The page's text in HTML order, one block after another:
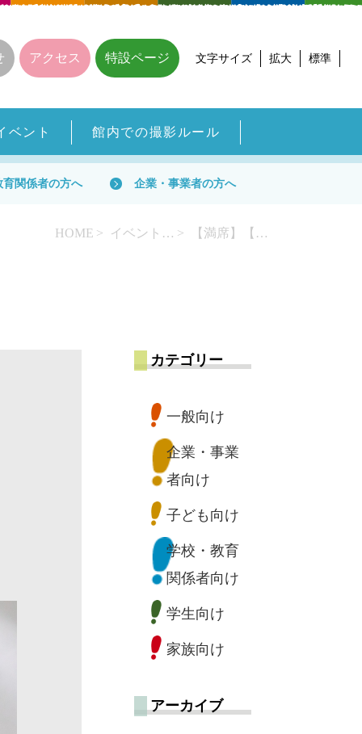
アクセス 特設ページ 文字サイズ 拡大 標準
ベント 館内での撮影ルール
育関係者の方へ 企業・事業者の方へ
HOME イベント一覧 【満席】【きょうと生物多様性センター×さすてな京都】水底にくらす生き物を探せ！かいぼり生き物観察～さすてな☆自然観察会～
カテゴリー
一般向け
企業・事業
者向け
子ども向け
学校・教育
関係者向け
学生向け
家族向け
アーカイブ